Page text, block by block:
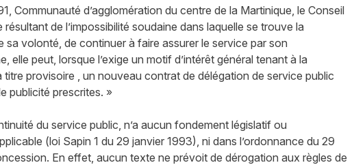
Communauté d’agglomération du centre de la Martinique, le Conseil
résultant de l’impossibilité soudaine dans laquelle se trouve la
sa volonté, de continuer à faire assurer le service par son
elle peut, lorsque l’exige un motif d’intérêt général tenant à la
provisoire , un nouveau contrat de délégation de service public
publicité prescrites. »
du service public, n’a aucun fondement législatif ou
(loi Sapin 1 du 29 janvier 1993), ni dans l’ordonnance du 29
En effet, aucun texte ne prévoit de dérogation aux règles de